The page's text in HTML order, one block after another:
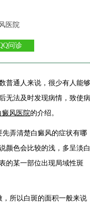
医院
问诊
普通人来说，很少有人能够
无法及时发现病情，致使病
癜风医院的介绍。
弄清楚白癜风的症状有哪
颜色会比较的浅，多呈淡白
的某一部位出现局域性斑
所以白斑的面积一般来说